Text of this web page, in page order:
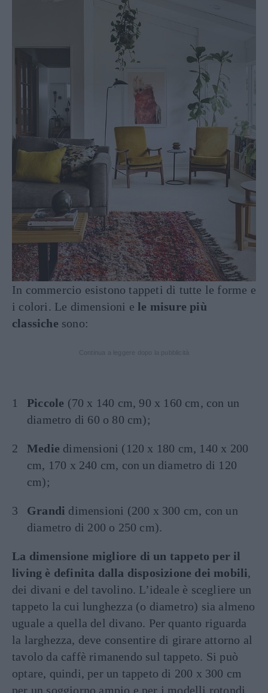
In commercio esistono tappeti di tutte le forme e
i colori. Le dimensioni e le misure più
classiche sono:
Piccole (70 x 140 cm, 90 x 160 cm, con un
diametro di 60 o 80 cm);
Medie dimensioni (120 x 180 cm, 140 x 200
cm, 170 x 240 cm, con un diametro di 120
cm);
Grandi dimensioni (200 x 300 cm, con un
diametro di 200 o 250 cm).
La dimensione migliore di un tappeto per il
living è definita dalla disposizione dei mobili,
dei divani e del tavolino. L’ideale è scegliere un
tappeto la cui lunghezza (o diametro) sia almeno
uguale a quella del divano. Per quanto riguarda
la larghezza, deve consentire di girare attorno al
tavolo da caffè rimanendo sul tappeto. Si può
optare, quindi, per un tappeto di 200 x 300 cm
per un soggiorno ampio e per i modelli rotondi